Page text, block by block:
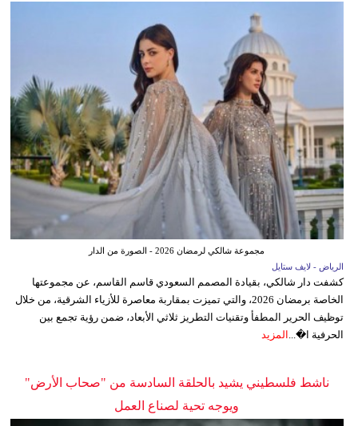
مجموعة شالكي لرمضان 2026 - الصورة من الدار
الرياض - لايف ستايل
كشفت دار شالكي، بقيادة المصمم السعودي قاسم القاسم، عن مجموعتها
الخاصة برمضان 2026، والتي تميزت بمقاربة معاصرة للأزياء الشرقية، من خلال
توظيف الحرير المطفأ وتقنيات التطريز ثلاثي الأبعاد، ضمن رؤية تجمع بين
الحرفية ا�... المزيد
ناشط فلسطيني يشيد بالحلقة السادسة من "صحاب الأرض"
ويوجه تحية لصناع العمل